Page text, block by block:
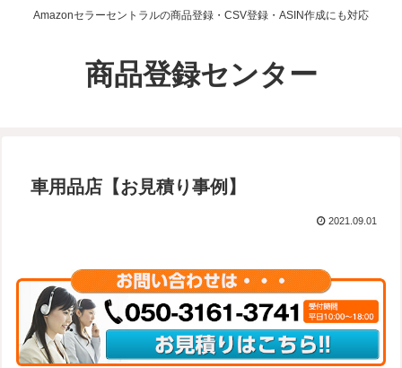
Amazonセラーセントラルの商品登録・CSV登録・ASIN作成にも対応
商品登録センター
車用品店【お見積り事例】
2021.09.01